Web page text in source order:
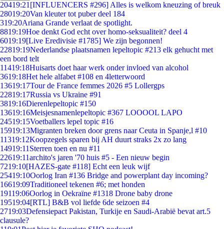
20419:21 [INFLUENCERS #296] Alles is welkom kneuzing of breuk
28019:20Van kleuter tot puber deel 184
319:20Ariana Grande verlaat de spotlight.
8819:19Hoe denkt God echt over homo-seksualiteit? deel 4
6019:19[Live Eredivisie #1785] We zijn begonnen!
22819:19Nederlandse plaatsnamen lepeltopic #213 elk gehucht met
een bord telt
11419:18Huisarts doet haar werk onder invloed van alcohol
3619:18Het hele alfabet #108 en 4letterwoord
13619:17Tour de France femmes 2026 #5 Lollergps
22819:17Russia vs Ukraine #91
3819:16Dierenlepeltopic #150
13619:16Meisjesnamenlepeltopic #367 LOOOOL LAPO
24519:15Voetballers lepel topic #16
15919:13Migranten breken door grens naar Ceuta in Spanje,l #10
11319:12Koopzegels sparen bij AH duurt straks 2x zo lang
14919:11 Sterren toen en nu #11
22619:11archito's jaren '70 huis #5 - Een nieuw begin
7219:10[HAZES-gate #118] Echt een leuk wijf
25419:10Oorlog Iran #136 Bridge and powerplant day incoming?
16619:09Traditioneel tekenen #6; met honden
19119:06Oorlog in Oekraïne #1318 Drone baby drone
19519:04[RTL] B&B vol liefde 6de seizoen #4
2719:03Defensiepact Pakistan, Turkije en Saudi-Arabië bevat art.5
clausule?